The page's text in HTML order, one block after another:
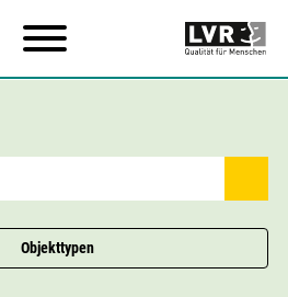
Objekttypen